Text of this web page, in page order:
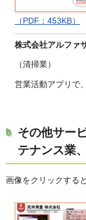
（PDF：453KB）
株式会社アルファ
（清掃業）
営業活動アプリで
その他サー
テナンス業
画像をクリックする